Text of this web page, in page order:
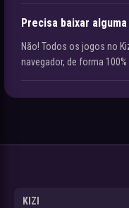
Precisa baixar
Não! Todos os jogos no
navegador, de forma
KIZI